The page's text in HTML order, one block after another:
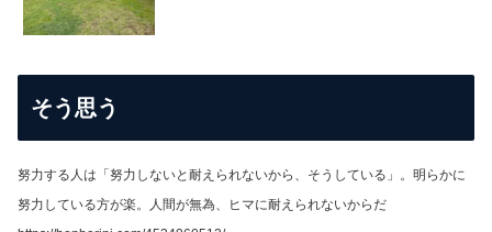
そう思う
努力する人は「努力しないと耐えられないから、そうしている」。明らかに
努力している方が楽。人間が無為、ヒマに耐えられないからだ